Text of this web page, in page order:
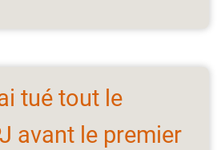
tué tout le
avant le premier